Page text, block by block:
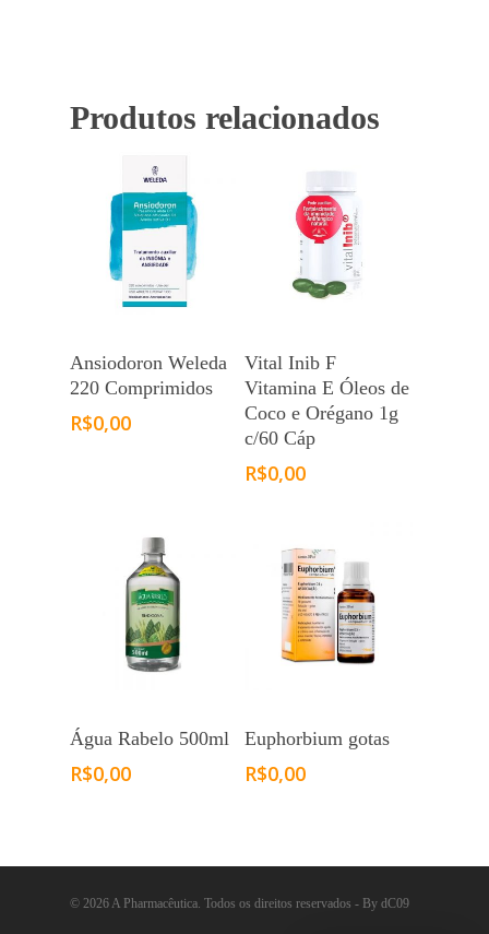
Produtos relacionados
Ansiodoron Weleda
220 Comprimidos
R$0,00
Vital Inib F
Vitamina E Óleos de
Coco e Orégano 1g
c/60 Cáp
R$0,00
Água Rabelo 500ml
R$0,00
Euphorbium gotas
R$0,00
© 2026 A Pharmacêutica. Todos os direitos reservados - By dC09